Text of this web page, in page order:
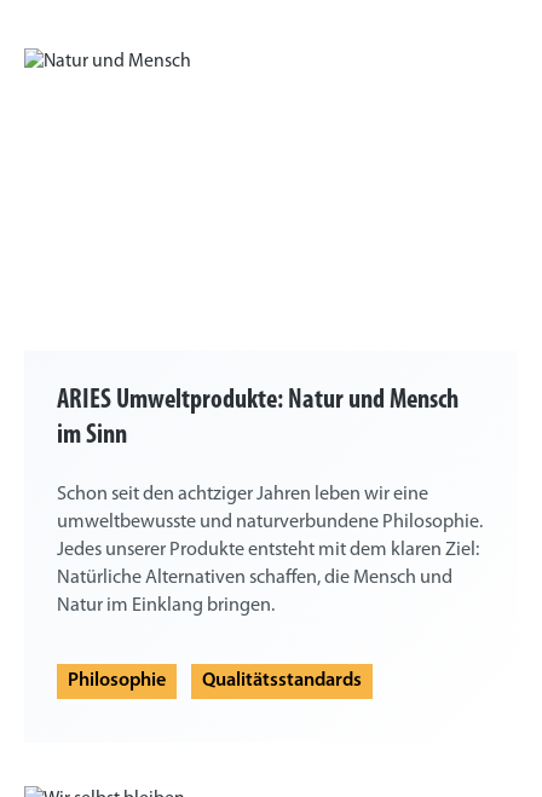
ARIES Umweltprodukte: Natur und Mensch
im Sinn
Schon seit den achtziger Jahren leben wir eine
umweltbewusste und naturverbundene Philosophie.
Jedes unserer Produkte entsteht mit dem klaren Ziel:
Natürliche Alternativen schaffen, die Mensch und
Natur im Einklang bringen.
Philosophie Qualitätsstandards